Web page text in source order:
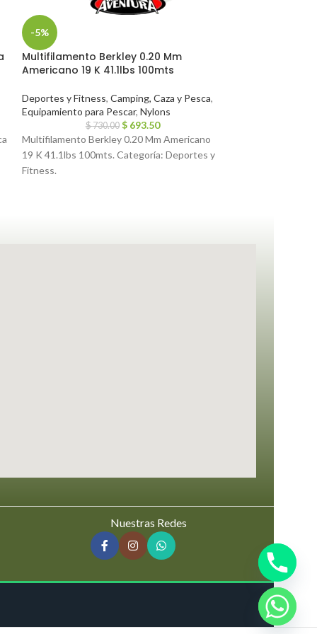
-5%
Multifilamento Berkley 0.20 Mm
Americano 19 K 41.1lbs 100mts
Deportes y Fitness, Camping, Caza y Pesca,
Equipamiento para Pescar, Nylons
$730.00 $ 693.50
Multifilamento Berkley 0.20 Mm Americano
19 K 41.1lbs 100mts. Categoría: Deportes y
Fitness.
Nuestras Redes